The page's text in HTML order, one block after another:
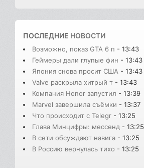
ПОСЛЕДНИЕ НОВОСТИ
Возможно, показ GTA 6 п - 13:43
Геймеры дали глупые фин - 13:43
Япония снова просит США - 13:43
Valve раскрыла хитрый т - 13:43
Компания Honor запустил - 13:39
Marvel завершила съёмки - 13:37
Что происходит с Telegr - 13:25
Глава Минцифры: мессенд - 13:25
В сети обсуждают навига - 13:25
В Россию вернулась тихо - 13:25